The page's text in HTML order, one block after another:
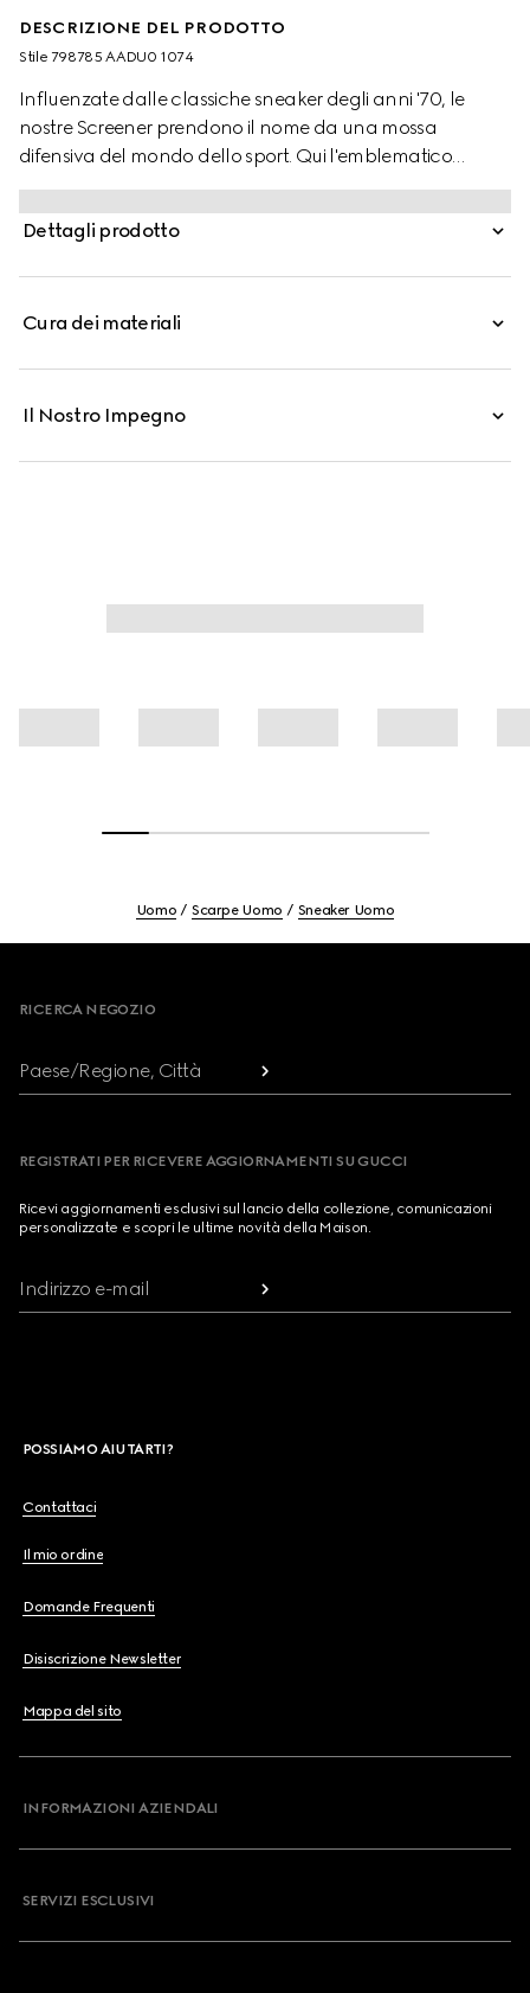
DESCRIZIONE DEL PRODOTTO
Stile ‎798785 AADU0 1074
Influenzate dalle classiche sneaker degli anni '70, le
nostre Screener prendono il nome da una mossa
difensiva del mondo dello sport. Qui l'emblematico
modello è realizzato in pelle nera con inserto in pelle GG
in rilievo.
Dettagli prodotto
Cura dei materiali
Il Nostro Impegno
Uomo Scarpe Uomo Sneaker Uomo
RICERCA NEGOZIO
Paese/Regione, Città
REGISTRATI PER RICEVERE AGGIORNAMENTI SU GUCCI
Ricevi aggiornamenti esclusivi sul lancio della collezione, comunicazioni
personalizzate e scopri le ultime novità della Maison.
Indirizzo e-mail
POSSIAMO AIUTARTI?
Contattaci
Il mio ordine
Domande Frequenti
Disiscrizione Newsletter
Mappa del sito
INFORMAZIONI AZIENDALI
SERVIZI ESCLUSIVI